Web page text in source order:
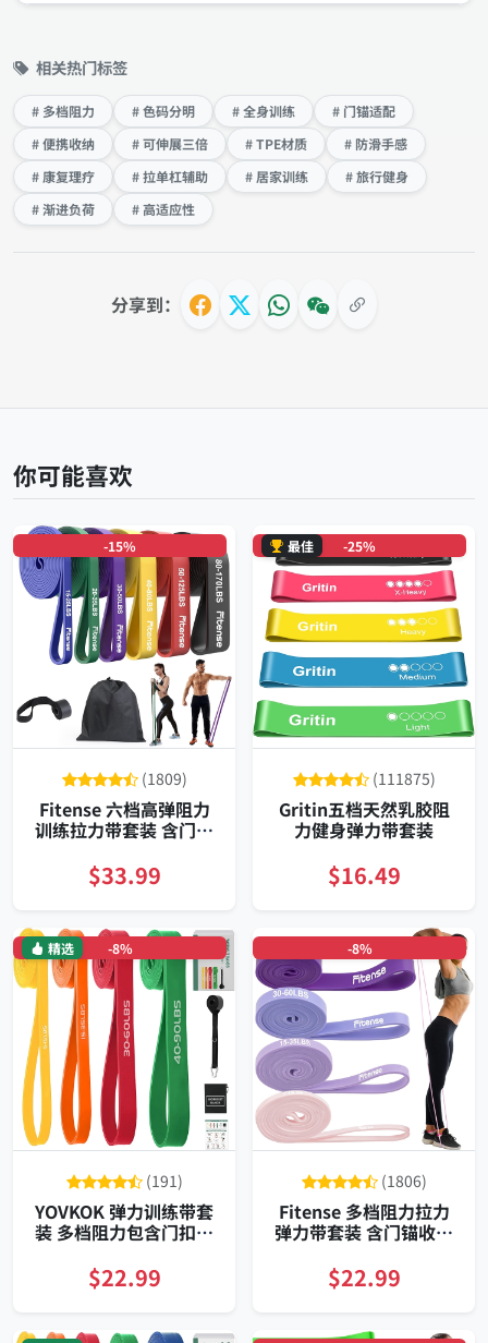
相关热门标签
# 多档阻力 # 色码分明 # 全身训练
# 门锚适配
# 便携收纳
# 可伸展三倍 # TPE材质
# 防滑手感
# 康复理疗
# 拉单杠辅助 # 居家训练
# 旅行健身
# 渐进负荷
# 高适应性
分享到：
你可能喜欢
-15%
(1809)
Fitense 六档高弹阻力
训练拉力带套装 含门锚
训练
$33.99
-25%
最佳
(111875)
Gritin五档天然乳胶阻
力健身弹力带套装
$16.49
-8%
精选
(191)
YOVKOK 弹力训练带套
装 多档阻力包含门扣收
耐用
$22.99
-8%
(1806)
Fitense 多档阻力拉力
弹力带套装 含门锚收纳
性体
$22.99